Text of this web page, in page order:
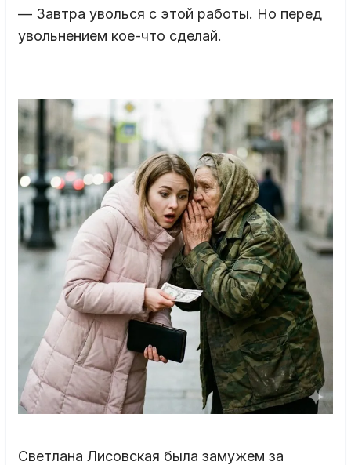
— Завтра уволься с этой работы. Но перед
увольнением кое-что сделай.
Светлана Лисовская была замужем за